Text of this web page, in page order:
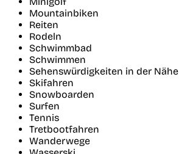
Mountainbiken
Reiten
Rodeln
Schwimmbad
Schwimmen
Sehenswürdigkeiten in der Nähe
Skifahren
Snowboarden
Surfen
Tennis
Tretbootfahren
Wanderwege